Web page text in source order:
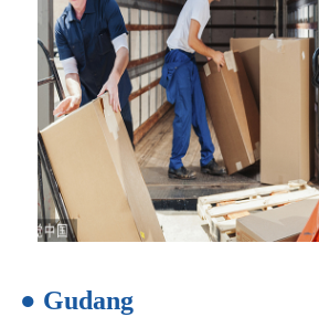
● Gudang